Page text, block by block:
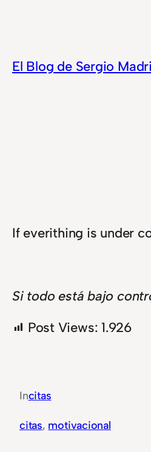
El Blog de Sergio
If everithing is under
Si todo está bajo
Post Views: 1.926
Incitas
citas, motivacional